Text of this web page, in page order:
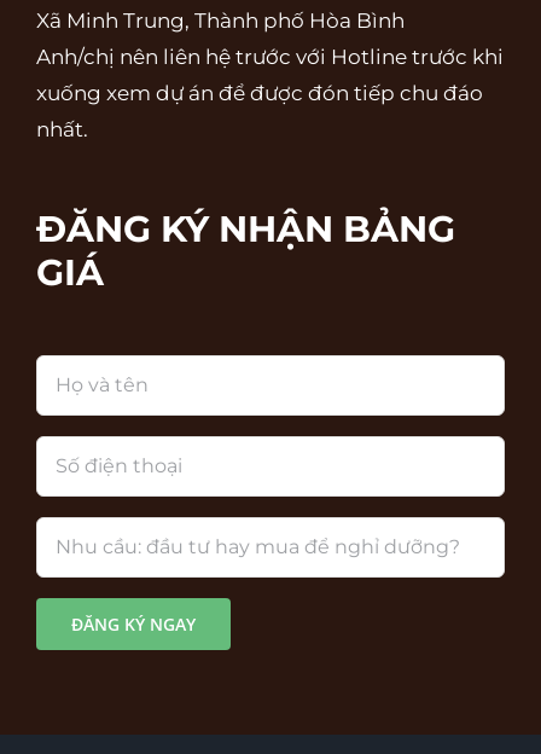
Xã Minh Trung, Thành phố Hòa Bình
Anh/chị nên liên hệ trước với Hotline trước khi
xuống xem dự án để được đón tiếp chu đáo
nhất.
ĐĂNG KÝ NHẬN BẢNG
GIÁ